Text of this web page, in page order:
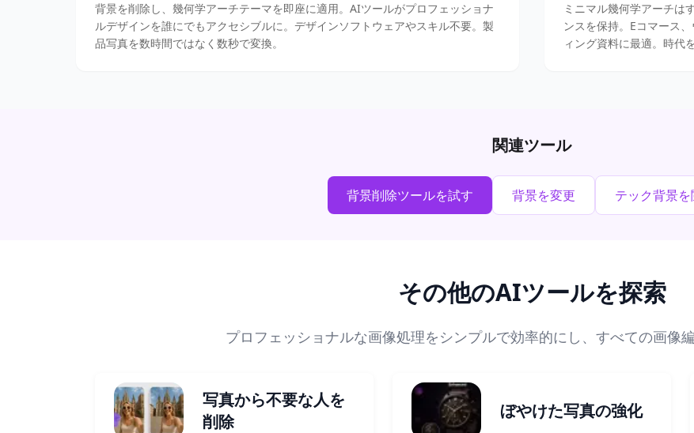
背景を削除し、幾何学アーチテーマを即座に適用。AIツールがプロフェッショナ
ルデザインを誰にでもアクセシブルに。デザインソフトウェアやスキル不要。製
品写真を数時間ではなく数秒で変換。
ミニマル幾何学アーチは
ンスを保持。Eコマース
ィング資料に最適。時代
関連ツール
背景削除ツールを試す 背景を変更 テック背景を
その他のAIツールを探索
プロフェッショナルな画像処理をシンプルで効率的にし、すべての画像
写真から不要な人を
削除
ぼやけた写真の強化